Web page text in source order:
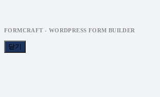
FORMCRAFT - WORDPRESS FORM BUILDER
닫기